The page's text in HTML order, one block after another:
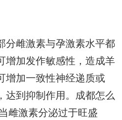
分雌激素与孕激素水平都
增加发作敏感性，造成羊
增加一致性神经递质或
到抑制作用。 成都怎么
雌激素分泌过于旺盛